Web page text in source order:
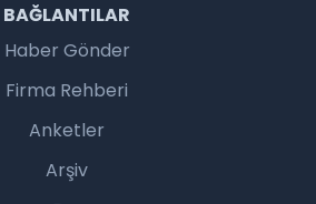
BAĞLANTILAR
Haber Gönder
Firma Rehberi
Anketler
Arşiv